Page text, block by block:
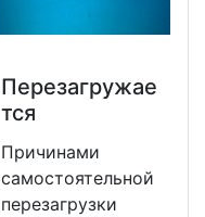
Перезагружае
тся
Причинами
самостоятельной
перезагрузки